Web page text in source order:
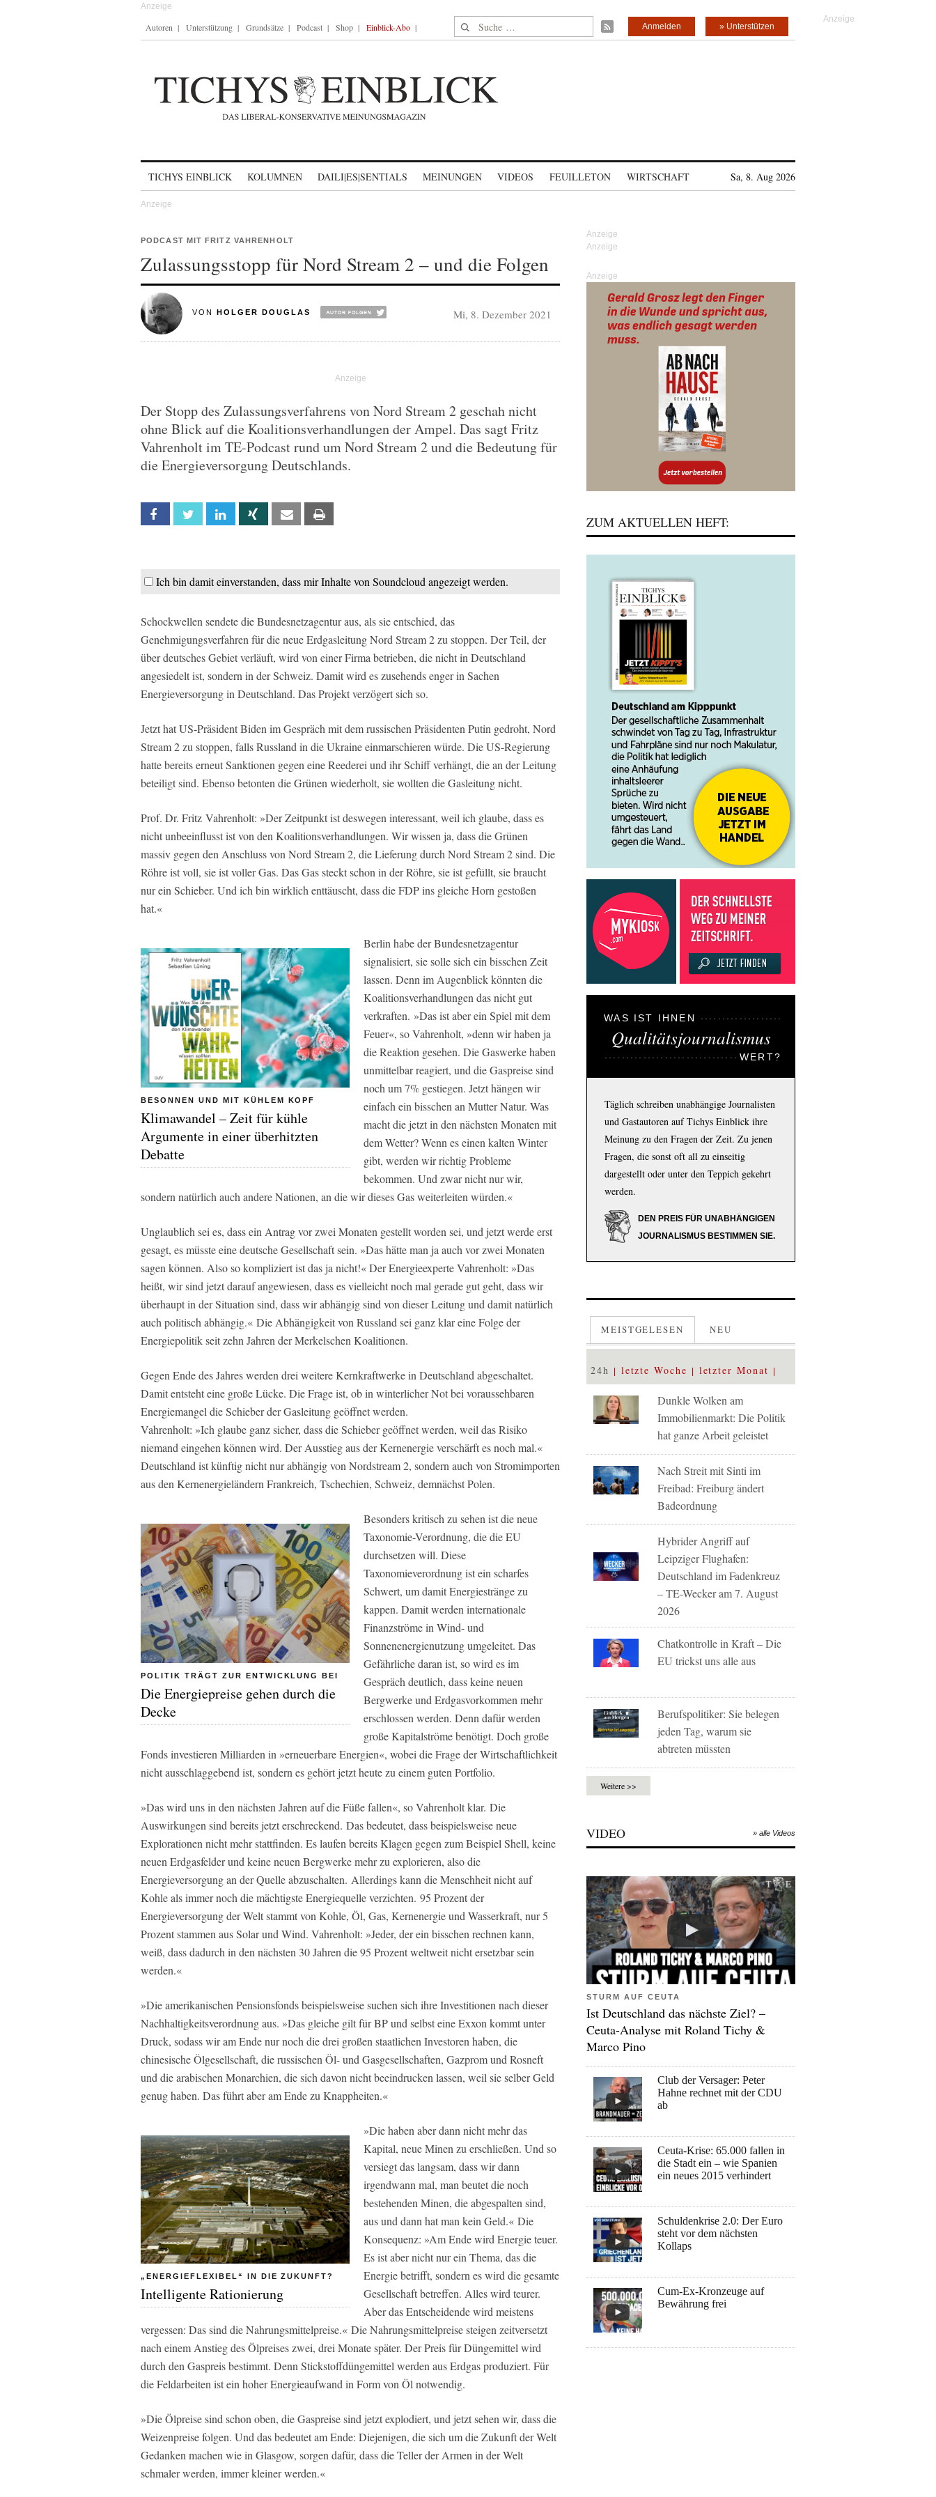
Autoren Unterstützung Grundsätze Podcast Shop Einblick-Abo Suche nach: » Unterstützen
Anmelden
TICHYS EINBLICK KOLUMNEN DAILI|ES|SENTIALS MEINUNGEN VIDEOS FEUILLETON WIRTSCHAFT Sa, 8. Aug 2026
PODCAST MIT FRITZ VAHRENHOLT
Zulassungsstopp für Nord Stream 2 – und die Folgen
VON HOLGER DOUGLAS Mi, 8. Dezember 2021
Der Stopp des Zulassungsverfahrens von Nord Stream 2 geschah nicht
ohne Blick auf die Koalitionsverhandlungen der Ampel. Das sagt Fritz
Vahrenholt im TE-Podcast rund um Nord Stream 2 und die Bedeutung für
die Energieversorgung Deutschlands.
Facebook Twitter Linkedin Xing Email
Ich bin damit einverstanden, dass mir Inhalte von Soundcloud angezeigt werden.
Schockwellen sendete die Bundesnetzagentur aus, als sie entschied, das
Genehmigungsverfahren für die neue Erdgasleitung Nord Stream 2 zu stoppen. Der Teil, der
über deutsches Gebiet verläuft, wird von einer Firma betrieben, die nicht in Deutschland
angesiedelt ist, sondern in der Schweiz. Damit wird es zusehends enger in Sachen
Energieversorgung in Deutschland. Das Projekt verzögert sich so.
Jetzt hat US-Präsident Biden im Gespräch mit dem russischen Präsidenten Putin gedroht, Nord
Stream 2 zu stoppen, falls Russland in die Ukraine einmarschieren würde. Die US-Regierung
hatte bereits erneut Sanktionen gegen eine Reederei und ihr Schiff verhängt, die an der Leitung
beteiligt sind. Ebenso betonten die Grünen wiederholt, sie wollten die Gasleitung nicht.
Prof. Dr. Fritz Vahrenholt: »Der Zeitpunkt ist deswegen interessant, weil ich glaube, dass es
nicht unbeeinflusst ist von den Koalitionsverhandlungen. Wir wissen ja, dass die Grünen
massiv gegen den Anschluss von Nord Stream 2, die Lieferung durch Nord Stream 2 sind. Die
Röhre ist voll, sie ist voller Gas. Das Gas steckt schon in der Röhre, sie ist gefüllt, sie braucht
nur ein Schieber. Und ich bin wirklich enttäuscht, dass die FDP ins gleiche Horn gestoßen
hat.«
BESONNEN UND MIT KÜHLEM KOPF
Klimawandel – Zeit für kühle
Argumente in einer überhitzten
Debatte
Berlin habe der Bundesnetzagentur
signalisiert, sie solle sich ein bisschen Zeit
lassen. Denn im Augenblick könnten die
Koalitionsverhandlungen das nicht gut
verkraften. »Das ist aber ein Spiel mit dem
Feuer«, so Vahrenholt, »denn wir haben ja
die Reaktion gesehen. Die Gaswerke haben
unmittelbar reagiert, und die Gaspreise sind
noch um 7% gestiegen. Jetzt hängen wir
einfach ein bisschen an Mutter Natur. Was
macht die jetzt in den nächsten Monaten mit
dem Wetter? Wenn es einen kalten Winter
gibt, werden wir richtig Probleme
bekommen. Und zwar nicht nur wir,
sondern natürlich auch andere Nationen, an die wir dieses Gas weiterleiten würden.«
Unglaublich sei es, dass ein Antrag vor zwei Monaten gestellt worden sei, und jetzt werde erst
gesagt, es müsste eine deutsche Gesellschaft sein. »Das hätte man ja auch vor zwei Monaten
sagen können. Also so kompliziert ist das ja nicht!« Der Energieexperte Vahrenholt: »Das
heißt, wir sind jetzt darauf angewiesen, dass es vielleicht noch mal gerade gut geht, dass wir
überhaupt in der Situation sind, dass wir abhängig sind von dieser Leitung und damit natürlich
auch politisch abhängig.« Die Abhängigkeit von Russland sei ganz klar eine Folge der
Energiepolitik seit zehn Jahren der Merkelschen Koalitionen.
Gegen Ende des Jahres werden drei weitere Kernkraftwerke in Deutschland abgeschaltet.
Damit entsteht eine große Lücke. Die Frage ist, ob in winterlicher Not bei voraussehbaren
Energiemangel die Schieber der Gasleitung geöffnet werden.
Vahrenholt: »Ich glaube ganz sicher, dass die Schieber geöffnet werden, weil das Risiko
niemand eingehen können wird. Der Ausstieg aus der Kernenergie verschärft es noch mal.«
Deutschland ist künftig nicht nur abhängig von Nordstream 2, sondern auch von Stromimporten
aus den Kernenergieländern Frankreich, Tschechien, Schweiz, demnächst Polen.
POLITIK TRÄGT ZUR ENTWICKLUNG BEI
Die Energiepreise gehen durch die
Decke
Besonders kritisch zu sehen ist die neue
Taxonomie-Verordnung, die die EU
durchsetzen will. Diese
Taxonomieverordnung ist ein scharfes
Schwert, um damit Energiestränge zu
kappen. Damit werden internationale
Finanzströme in Wind- und
Sonnenenergienutzung umgeleitet. Das
Gefährliche daran ist, so wird es im
Gespräch deutlich, dass keine neuen
Bergwerke und Erdgasvorkommen mehr
erschlossen werden. Denn dafür werden
große Kapitalströme benötigt. Doch große
Fonds investieren Milliarden in »erneuerbare Energien«, wobei die Frage der Wirtschaftlichkeit
nicht ausschlaggebend ist, sondern es gehört jetzt heute zu einem guten Portfolio.
»Das wird uns in den nächsten Jahren auf die Füße fallen«, so Vahrenholt klar. Die
Auswirkungen sind bereits jetzt erschreckend. Das bedeutet, dass beispielsweise neue
Explorationen nicht mehr stattfinden. Es laufen bereits Klagen gegen zum Beispiel Shell, keine
neuen Erdgasfelder und keine neuen Bergwerke mehr zu explorieren, also die
Energieversorgung an der Quelle abzuschalten. Allerdings kann die Menschheit nicht auf
Kohle als immer noch die mächtigste Energiequelle verzichten. 95 Prozent der
Energieversorgung der Welt stammt von Kohle, Öl, Gas, Kernenergie und Wasserkraft, nur 5
Prozent stammen aus Solar und Wind. Vahrenholt: »Jeder, der ein bisschen rechnen kann,
weiß, dass dadurch in den nächsten 30 Jahren die 95 Prozent weltweit nicht ersetzbar sein
werden.«
»Die amerikanischen Pensionsfonds beispielsweise suchen sich ihre Investitionen nach dieser
Nachhaltigkeitsverordnung aus. »Das gleiche gilt für BP und selbst eine Exxon kommt unter
Druck, sodass wir am Ende nur noch die drei großen staatlichen Investoren haben, die
chinesische Ölgesellschaft, die russischen Öl- und Gasgesellschaften, Gazprom und Rosneft
und die arabischen Monarchien, die sich davon nicht beeindrucken lassen, weil sie selber Geld
genug haben. Das führt aber am Ende zu Knappheiten.«
„ENERGIEFLEXIBEL“ IN DIE ZUKUNFT?
Intelligente Rationierung
»Die haben aber dann nicht mehr das
Kapital, neue Minen zu erschließen. Und so
versiegt das langsam, dass wir dann
irgendwann mal, man beutet die noch
bestehenden Minen, die abgespalten sind,
aus und dann hat man kein Geld.« Die
Konsequenz: »Am Ende wird Energie teuer.
Es ist aber nicht nur ein Thema, das die
Energie betrifft, sondern es wird die gesamte
Gesellschaft betreffen. Alles wird teurer.
Aber das Entscheidende wird meistens
vergessen: Das sind die Nahrungsmittelpreise.« Die Nahrungsmittelpreise steigen zeitversetzt
nach einem Anstieg des Ölpreises zwei, drei Monate später. Der Preis für Düngemittel wird
durch den Gaspreis bestimmt. Denn Stickstoffdüngemittel werden aus Erdgas produziert. Für
die Feldarbeiten ist ein hoher Energieaufwand in Form von Öl notwendig.
»Die Ölpreise sind schon oben, die Gaspreise sind jetzt explodiert, und jetzt sehen wir, dass die
Weizenpreise folgen. Und das bedeutet am Ende: Diejenigen, die sich um die Zukunft der Welt
Gedanken machen wie in Glasgow, sorgen dafür, dass die Teller der Armen in der Welt
schmaler werden, immer kleiner werden.«
Anzeige
ZUM AKTUELLEN HEFT:
WAS IST IHNEN
Qualitätsjournalismus
WERT?
Täglich schreiben unabhängige Journalisten
und Gastautoren auf Tichys Einblick ihre
Meinung zu den Fragen der Zeit. Zu jenen
Fragen, die sonst oft all zu einseitig
dargestellt oder unter den Teppich gekehrt
werden.
DEN PREIS FÜR UNABHÄNGIGEN
JOURNALISMUS BESTIMMEN SIE.
MEISTGELESEN NEU
24h letzte Woche letzter Monat
Dunkle Wolken am
Immobilienmarkt: Die Politik
hat ganze Arbeit geleistet
Nach Streit mit Sinti im
Freibad: Freiburg ändert
Badeordnung
Hybrider Angriff auf
Leipziger Flughafen:
Deutschland im Fadenkreuz
– TE-Wecker am 7. August
2026
Chatkontrolle in Kraft – Die
EU trickst uns alle aus
Berufspolitiker: Sie belegen
jeden Tag, warum sie
abtreten müssten
Weitere >>
VIDEO » alle Videos
STURM AUF CEUTA
Ist Deutschland das nächste Ziel? –
Ceuta-Analyse mit Roland Tichy &
Marco Pino
Club der Versager: Peter
Hahne rechnet mit der CDU
ab
Ceuta-Krise: 65.000 fallen in
die Stadt ein – wie Spanien
ein neues 2015 verhindert
Schuldenkrise 2.0: Der Euro
steht vor dem nächsten
Kollaps
Cum-Ex-Kronzeuge auf
Bewährung frei